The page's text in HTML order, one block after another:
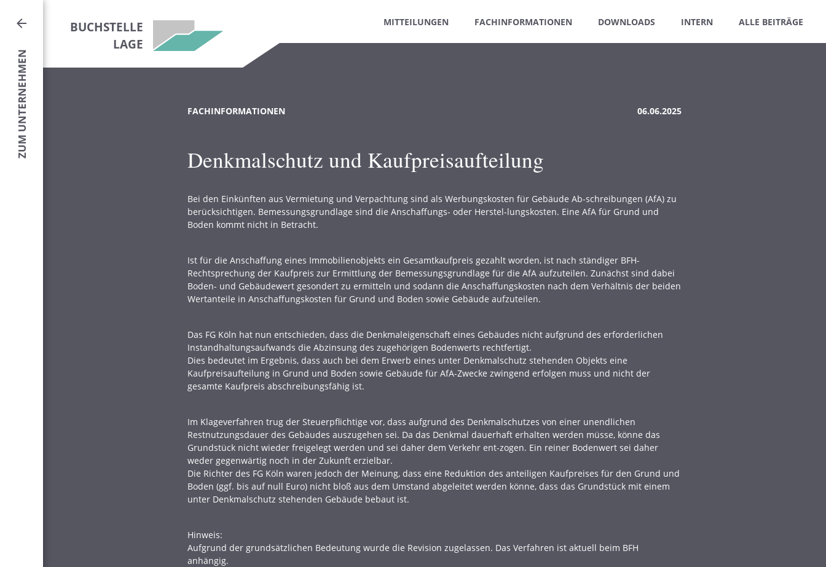
BUCHSTELLE
LAGE
MITTEILUNGEN FACHINFORMATIONEN DOWNLOADS INTERN ALLE BEITRÄGE
FACHINFORMATIONEN 06.06.2025
Denkmalschutz und Kaufpreisaufteilung
Bei den Einkünften aus Vermietung und Verpachtung sind als Werbungskosten für Gebäude Ab-schreibungen (AfA) zu
berücksichtigen. Bemessungsgrundlage sind die Anschaffungs- oder Herstel-lungskosten. Eine AfA für Grund und
Boden kommt nicht in Betracht.
Ist für die Anschaffung eines Immobilienobjekts ein Gesamtkaufpreis gezahlt worden, ist nach ständiger BFH-
Rechtsprechung der Kaufpreis zur Ermittlung der Bemessungsgrundlage für die AfA aufzuteilen. Zunächst sind dabei
Boden- und Gebäudewert gesondert zu ermitteln und sodann die Anschaffungskosten nach dem Verhältnis der beiden
Wertanteile in Anschaffungskosten für Grund und Boden sowie Gebäude aufzuteilen.
Das FG Köln hat nun entschieden, dass die Denkmaleigenschaft eines Gebäudes nicht aufgrund des erforderlichen
Instandhaltungsaufwands die Abzinsung des zugehörigen Bodenwerts rechtfertigt.
Dies bedeutet im Ergebnis, dass auch bei dem Erwerb eines unter Denkmalschutz stehenden Objekts eine
Kaufpreisaufteilung in Grund und Boden sowie Gebäude für AfA-Zwecke zwingend erfolgen muss und nicht der
gesamte Kaufpreis abschreibungsfähig ist.
Im Klageverfahren trug der Steuerpflichtige vor, dass aufgrund des Denkmalschutzes von einer unendlichen
Restnutzungsdauer des Gebäudes auszugehen sei. Da das Denkmal dauerhaft erhalten werden müsse, könne das
Grundstück nicht wieder freigelegt werden und sei daher dem Verkehr ent-zogen. Ein reiner Bodenwert sei daher
weder gegenwärtig noch in der Zukunft erzielbar.
Die Richter des FG Köln waren jedoch der Meinung, dass eine Reduktion des anteiligen Kaufpreises für den Grund und
Boden (ggf. bis auf null Euro) nicht bloß aus dem Umstand abgeleitet werden könne, dass das Grundstück mit einem
unter Denkmalschutz stehenden Gebäude bebaut ist.
Hinweis:
Aufgrund der grundsätzlichen Bedeutung wurde die Revision zugelassen. Das Verfahren ist aktuell beim BFH
anhängig.